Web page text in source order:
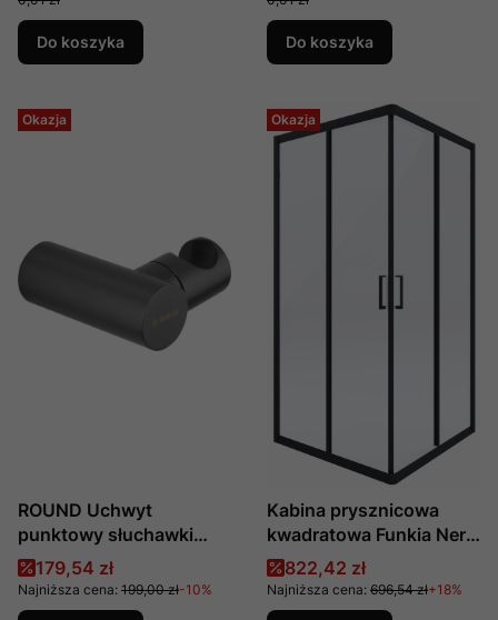
Do koszyka Do koszyka
Okazja
ROUND Uchwyt
punktowy słuchawki
mosiężny, producent:
Deante, nr katalogowy:
ANR_D21U
Cena promocyjna
179,54 zł
Najniższa cena: 199,00 zł-10%
Okazja
Kabina prysznicowa
kwadratowa Funkia Nero
90 cm produkcji Deante
Cena promocyjna
822,42 zł
Najniższa cena: 696,54 zł+18%